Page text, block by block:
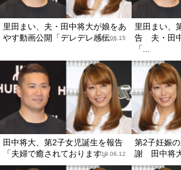
里田まい、夫・田中将大が娘をあ
やす動画公開「デレデレ感伝...
2020.06.15
里田まい、
告 夫・田
「...
田中将大、第2子女児誕生を報告
「夫婦で癒されております」2019.06.12
第2子妊娠
謝 田中将